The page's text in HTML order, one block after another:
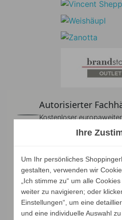
Autorisierter
Kostenloser
Persönliche Beratung mit
Erfahrung im
Zahlen und sparen
Viele Zahlungsarten und
Produkte!
Ihre
Um Ihr persönliches
gestalten, verwenden wir
„Ich stimme zu“ um alle
weiter zu navigieren; oder
Einstellungen“, um eine
und eine individuelle Auswahl zu